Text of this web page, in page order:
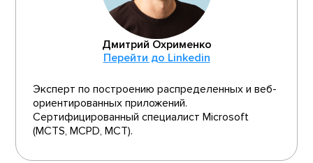
Дмитрий Охрименко
Перейти до Linkedin
Эксперт по построению распределенных и веб-
ориентированных приложений.
Сертифицированный специалист Microsoft
(MCTS, MCPD, MCT).